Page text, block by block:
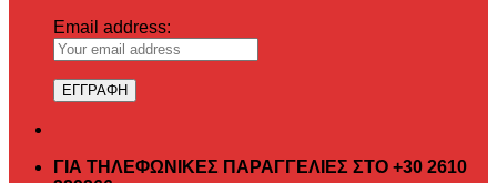
Email address:
ΓΙΑ ΤΗΛΕΦΩΝΙΚΕΣ ΠΑΡΑΓΓΕΛΙΕΣ ΣΤΟ +30 2610